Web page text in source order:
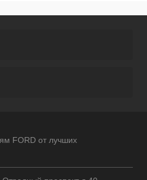
FORD от лучших